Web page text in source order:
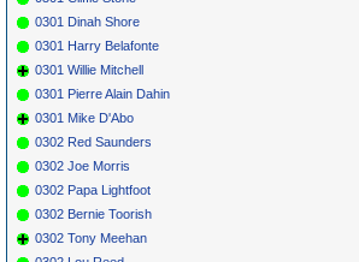
Grün+ = Stundenbeitrag
Gelb = Kurzgeschichten oder
Blau = Beschreibungstext (beschreibender Text)
0301 Dinah Shore
0301 Harry Belafonte
0301 Willie Mitchell
0301 Pierre Alain Dahin
0301 Mike D'Abo
0302 Red Saunders
0302 Joe Morris
0302 Papa Lightfoot
0302 Bernie Toorish
0302 Tony Meehan